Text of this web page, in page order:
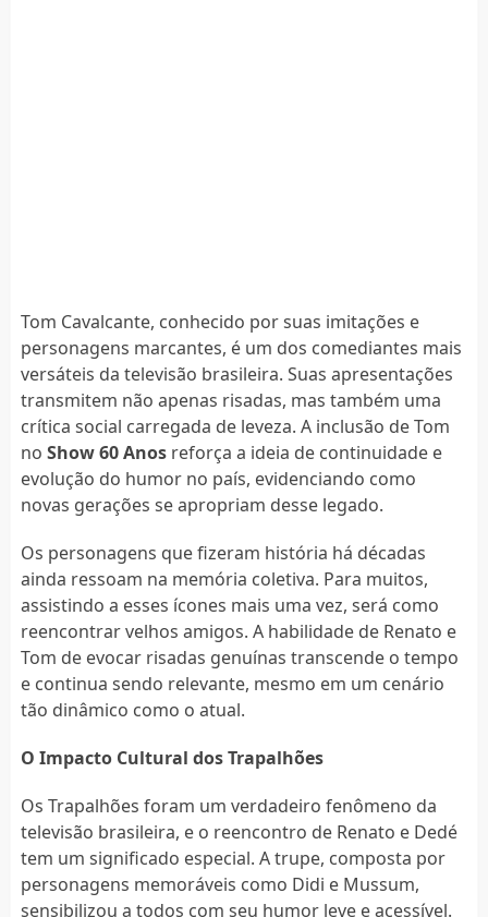
Tom Cavalcante, conhecido por suas imitações e
personagens marcantes, é um dos comediantes mais
versáteis da televisão brasileira. Suas apresentações
transmitem não apenas risadas, mas também uma
crítica social carregada de leveza. A inclusão de Tom
no Show 60 Anosreforça a ideia de continuidade e
evolução do humor no país, evidenciando como
novas gerações se apropriam desse legado.
Os personagens que fizeram história há décadas
ainda ressoam na memória coletiva. Para muitos,
assistindo a esses ícones mais uma vez, será como
reencontrar velhos amigos. A habilidade de Renato e
Tom de evocar risadas genuínas transcende o tempo
e continua sendo relevante, mesmo em um cenário
tão dinâmico como o atual.
O Impacto Cultural dos Trapalhões
Os Trapalhões foram um verdadeiro fenômeno da
televisão brasileira, e o reencontro de Renato e Dedé
tem um significado especial. A trupe, composta por
personagens memoráveis como Didi e Mussum,
sensibilizou a todos com seu humor leve e acessível.